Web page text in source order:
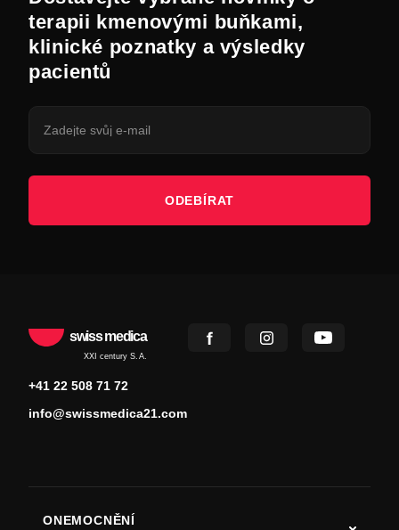
terapii kmenovými buňkami,
klinické poznatky a výsledky
pacientů
ODEBÍRAT
swiss medica
XXI century S.A.
+41 22 508 71 72
info@swissmedica21.com
ONEMOCNĚNÍ